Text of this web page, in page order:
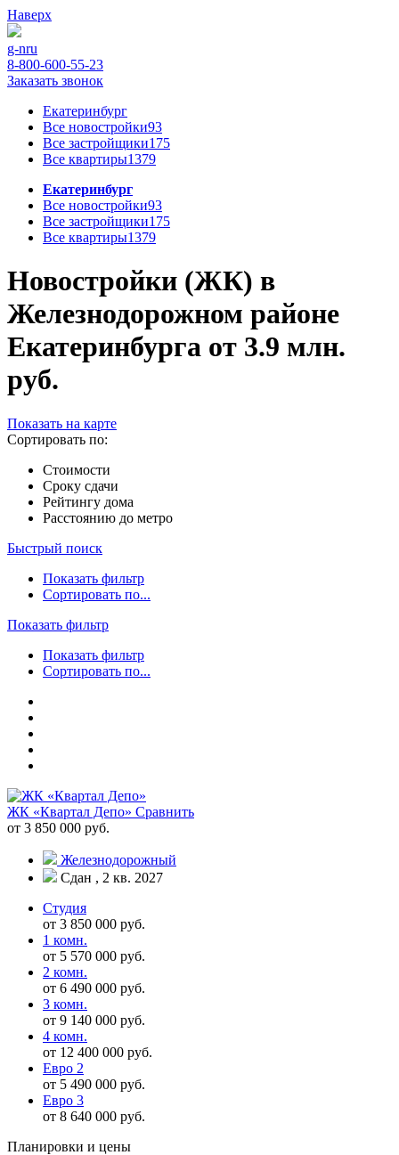
Наверх
g-nru
8-800-600-55-23
Заказать звонок
Екатеринбург
Все новостройки93
Все застройщики175
Все квартиры1379
Екатеринбург
Все новостройки93
Все застройщики175
Все квартиры1379
Новостройки (ЖК) в
Железнодорожном районе
Екатеринбурга от 3.9 млн.
руб.
Показать на карте
Сортировать по:
Стоимости
Сроку сдачи
Рейтингу дома
Расстоянию до метро
Быстрый поиск
Показать фильтр
Сортировать по...
Показать фильтр
Показать фильтр
Сортировать по...
ЖК «Квартал Депо» Сравнить
от 3 850 000 руб.
Железнодорожный
Сдан , 2 кв. 2027
Студия
от 3 850 000 руб.
1 комн.
от 5 570 000 руб.
2 комн.
от 6 490 000 руб.
3 комн.
от 9 140 000 руб.
4 комн.
от 12 400 000 руб.
Евро 2
от 5 490 000 руб.
Евро 3
от 8 640 000 руб.
Планировки и цены